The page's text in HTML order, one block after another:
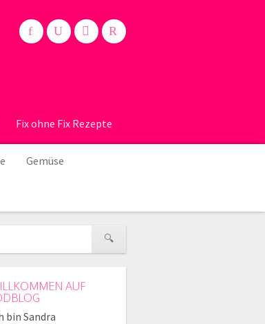
Fix ohne Fix Rezepte
Gemüse
AUF
bin Sandra